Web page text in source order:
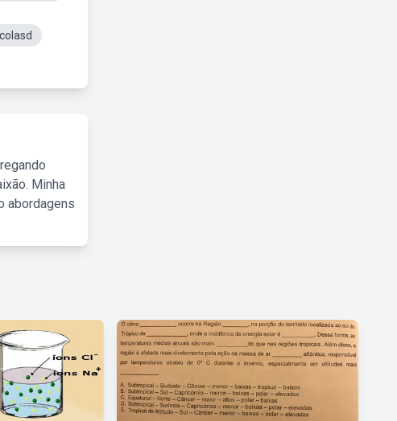
Minha
abordagens